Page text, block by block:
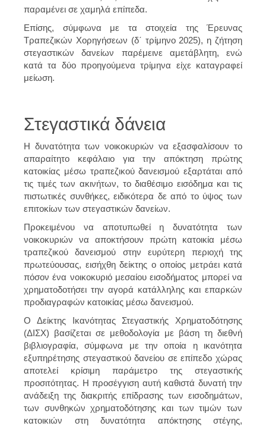
παραμένει σε χαμηλά επίπεδα.
Επίσης, σύμφωνα με τα στοιχεία της Έρευνας
Τραπεζικών Χορηγήσεων (δ΄ τρίμηνο 2025), η ζήτηση
στεγαστικών δανείων παρέμεινε αμετάβλητη, ενώ
κατά τα δύο προηγούμενα τρίμηνα είχε καταγραφεί
μείωση.
Στεγαστικά δάνεια
Η δυνατότητα των νοικοκυριών να εξασφαλίσουν το
απαραίτητο κεφάλαιο για την απόκτηση πρώτης
κατοικίας μέσω τραπεζικού δανεισμού εξαρτάται από
τις τιμές των ακινήτων, το διαθέσιμο εισόδημα και τις
πιστωτικές συνθήκες, ειδικότερα δε από το ύψος των
επιτοκίων των στεγαστικών δανείων.
Προκειμένου να αποτυπωθεί η δυνατότητα των
νοικοκυριών να αποκτήσουν πρώτη κατοικία μέσω
τραπεζικού δανεισμού στην ευρύτερη περιοχή της
πρωτεύουσας, εισήχθη δείκτης ο οποίος μετράει κατά
πόσον ένα νοικοκυριό μεσαίου εισοδήματος μπορεί να
χρηματοδοτήσει την αγορά κατάλληλης και επαρκών
προδιαγραφών κατοικίας μέσω δανεισμού.
Ο Δείκτης Ικανότητας Στεγαστικής Χρηματοδότησης
(ΔΙΣΧ) βασίζεται σε μεθοδολογία με βάση τη διεθνή
βιβλιογραφία, σύμφωνα με την οποία η ικανότητα
εξυπηρέτησης στεγαστικού δανείου σε επίπεδο χώρας
αποτελεί κρίσιμη παράμετρο της στεγαστικής
προσιτότητας. Η προσέγγιση αυτή καθιστά δυνατή την
ανάδειξη της διακριτής επίδρασης των εισοδημάτων,
των συνθηκών χρηματοδότησης και των τιμών των
κατοικιών στη δυνατότητα απόκτησης στέγης,